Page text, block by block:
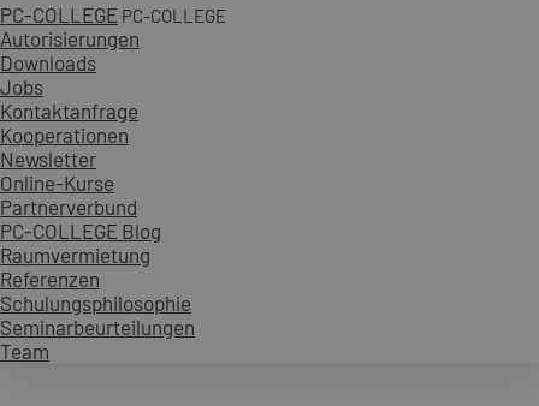
PC-COLLEGE PC-COLLEGE
Autorisierungen
Downloads
Jobs
Kontaktanfrage
Kooperationen
Newsletter
Online-Kurse
Partnerverbund
PC-COLLEGE Blog
Raumvermietung
Referenzen
Schulungsphilosophie
Seminarbeurteilungen
Team